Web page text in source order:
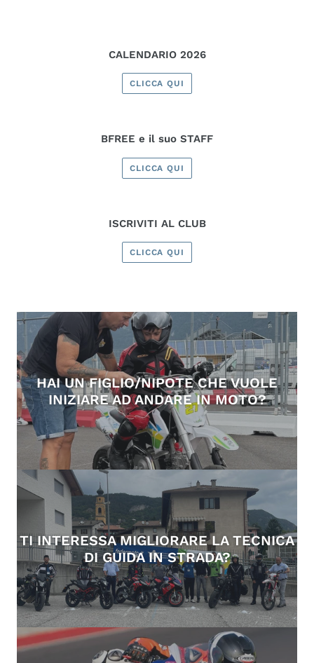
CALENDARIO 2026
CLICCA QUI
BFREE e il suo STAFF
CLICCA QUI
ISCRIVITI AL CLUB
CLICCA QUI
HAI UN FIGLIO/NIPOTE CHE VUOLE
INIZIARE AD ANDARE IN MOTO?
TI INTERESSA MIGLIORARE LA TECNICA
DI GUIDA IN STRADA?